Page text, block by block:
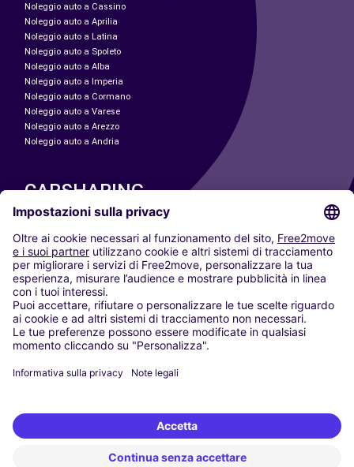
Noleggio auto a Cassino
Noleggio auto a Aprilia
Noleggio auto a Latina
Noleggio auto a Spoleto
Noleggio auto a Alba
Noleggio auto a Imperia
Noleggio auto a Cormano
Noleggio auto a Varese
Noleggio auto a Arezzo
Noleggio auto a Andria
CARSHARING
LE NOSTRE CITTÀ
Paris
Madrid
Washington DC
Milano
Roma
Torino
Vienna
Berlino
Düsseldorf